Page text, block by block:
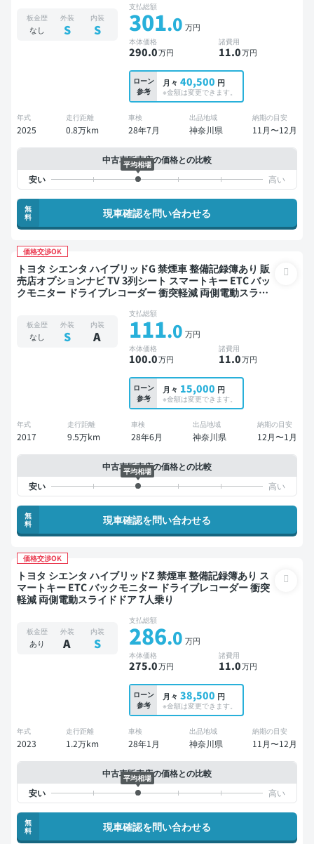
板金歴
なし
外装
S
内装
S
支払総額
301.0 万円
本体価格
290.0万円
諸費用
11.0万円
ローン
参考
月々 40,500 円
※金額は変更できます。
年式
2025
走行距離
0.8万km
車検
28年7月
出品地域
神奈川県
納期の目安
11月〜12月
中古車販売店の価格との比較
平均相場
無
料
現車確認を問い合わせる
価格交渉OK
トヨタ シエンタ ハイブリッドG 禁煙車 整備記録簿あり 販
売店オプションナビ TV 3列シート スマートキー ETC バッ
クモニター ドライブレコーダー 衝突軽減 両側電動スライ
板金歴
なし
外装
S
内装
A
支払総額
111.0 万円
本体価格
100.0万円
諸費用
11.0万円
ローン
参考
月々 15,000 円
※金額は変更できます。
年式
2017
走行距離
9.5万km
車検
28年6月
出品地域
神奈川県
納期の目安
12月〜1月
中古車販売店の価格との比較
平均相場
無
料
現車確認を問い合わせる
価格交渉OK
トヨタ シエンタ ハイブリッドZ 禁煙車 整備記録簿あり ス
マートキー ETC バックモニター ドライブレコーダー 衝突
軽減 両側電動スライドドア 7人乗り
板金歴
あり
外装
A
内装
S
支払総額
286.0 万円
本体価格
275.0万円
諸費用
11.0万円
ローン
参考
月々 38,500 円
※金額は変更できます。
年式
2023
走行距離
1.2万km
車検
28年1月
出品地域
神奈川県
納期の目安
11月〜12月
中古車販売店の価格との比較
平均相場
無
料
現車確認を問い合わせる